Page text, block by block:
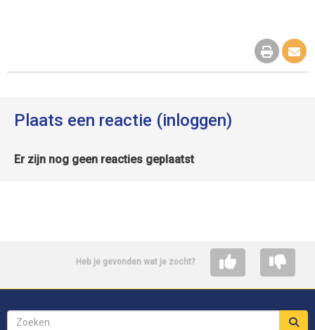
Plaats een reactie (inloggen)
Er zijn nog geen reacties geplaatst
Heb je gevonden wat je zocht?